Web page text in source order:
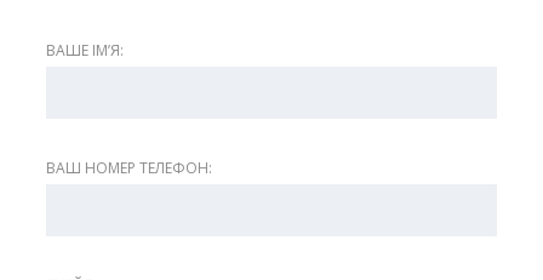
ВАШЕ ІМʼЯ:
ВАШ НОМЕР ТЕЛЕФОН: